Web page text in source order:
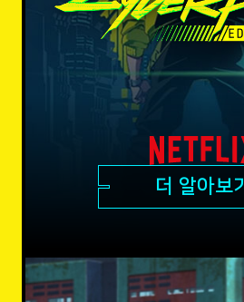
더 알아보기